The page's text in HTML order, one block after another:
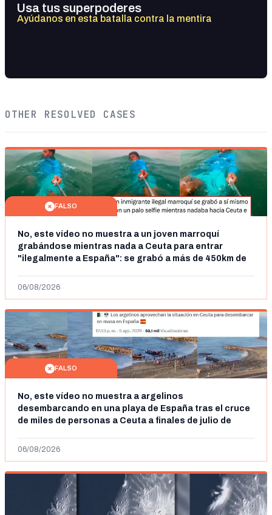
Usa tus superpoderes
Ayúdanos en esta batalla contra la mentira
OTHER RESOLVED CASES
FALSO
No, este vídeo no muestra a un joven marroquí
grabándose mientras nada a Ceuta para entrar
"ilegalmente a España": se grabó a más de 450km de
06/08/2026
FALSO
No, este vídeo no muestra a argelinos
desembarcando en una playa de España tras el cruce
de miles de personas a Ceuta a finales de julio de
06/08/2026